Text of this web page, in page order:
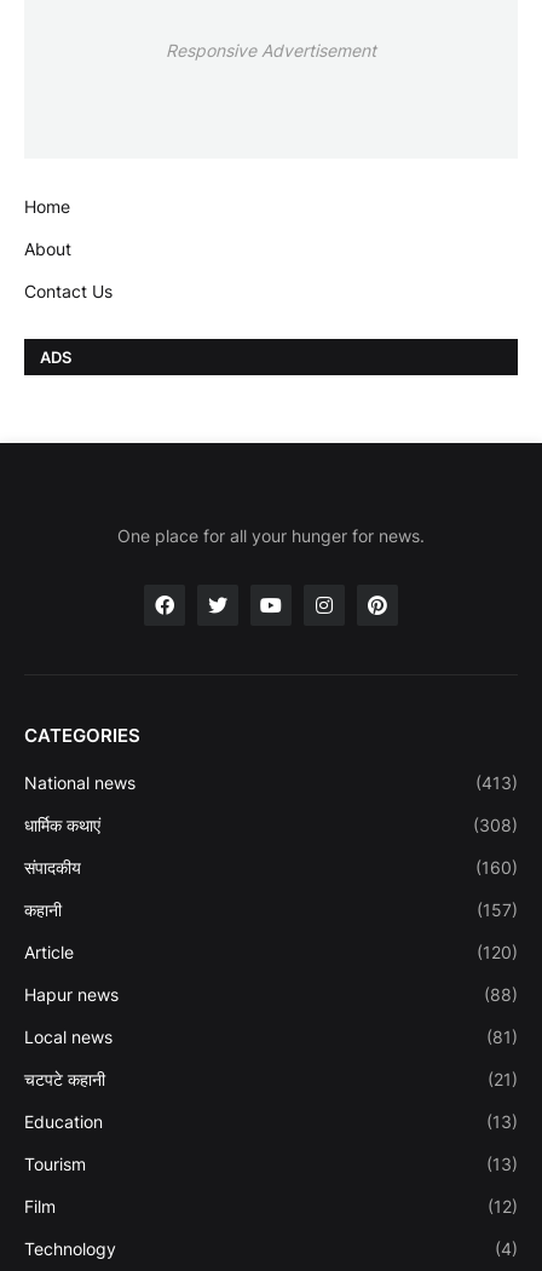
Responsive Advertisement
Home
About
Contact Us
ADS
One place for all your hunger for news.
CATEGORIES
National news (413)
धार्मिक कथाएं (308)
संपादकीय (160)
कहानी (157)
Article (120)
Hapur news (88)
Local news (81)
चटपटे कहानी (21)
Education (13)
Tourism (13)
Film (12)
Technology (4)